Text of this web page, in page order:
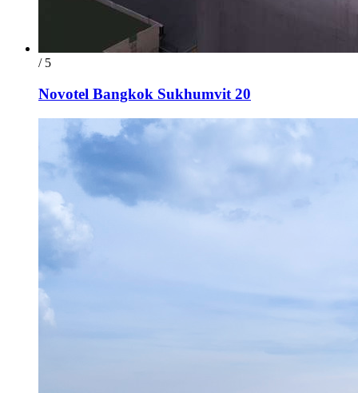
/ 5
Novotel Bangkok Sukhumvit 20